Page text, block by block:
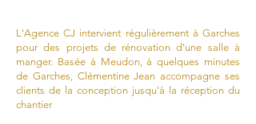
L'Agence CJ intervient régulièrement à Garches
pour des projets de rénovation d'une salle à
manger. Basée à Meudon, à quelques minutes
de Garches, Clémentine Jean accompagne ses
clients de la conception jusqu'à la réception du
chantier